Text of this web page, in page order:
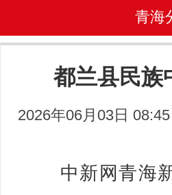
青海
都兰县民族
2026年06月03日 08:45
中新网青海新